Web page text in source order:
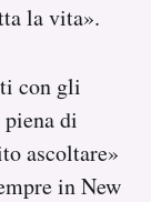
la vita».
con gli
di
ascoltare»
in New